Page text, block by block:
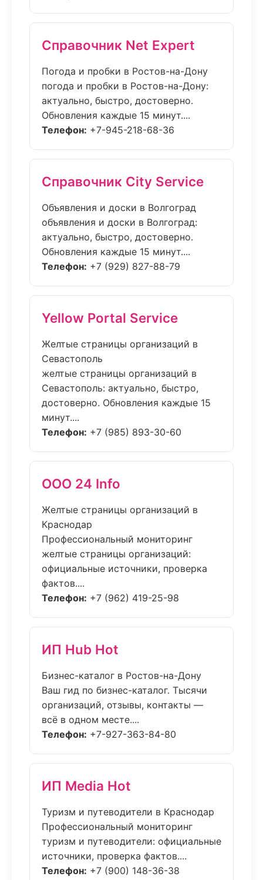
Справочник Net Expert
Погода и пробки в Ростов-на-Дону
погода и пробки в Ростов-на-Дону:
актуально, быстро, достоверно.
Обновления каждые 15 минут....
Телефон: +7-945-218-68-36
Справочник City Service
Объявления и доски в Волгоград
объявления и доски в Волгоград:
актуально, быстро, достоверно.
Обновления каждые 15 минут....
Телефон: +7 (929) 827-88-79
Yellow Portal Service
Желтые страницы организаций в
Севастополь
желтые страницы организаций в
Севастополь: актуально, быстро,
достоверно. Обновления каждые 15
минут....
Телефон: +7 (985) 893-30-60
ООО 24 Info
Желтые страницы организаций в
Краснодар
Профессиональный мониторинг
желтые страницы организаций:
официальные источники, проверка
фактов....
Телефон: +7 (962) 419-25-98
ИП Hub Hot
Бизнес-каталог в Ростов-на-Дону
Ваш гид по бизнес-каталог. Тысячи
организаций, отзывы, контакты —
всё в одном месте....
Телефон: +7-927-363-84-80
ИП Media Hot
Туризм и путеводители в Краснодар
Профессиональный мониторинг
туризм и путеводители: официальные
источники, проверка фактов....
Телефон: +7 (900) 148-36-38